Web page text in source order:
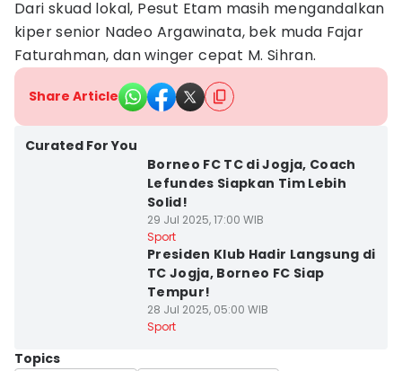
Dari skuad lokal, Pesut Etam masih mengandalkan
kiper senior Nadeo Argawinata, bek muda Fajar
Faturahman, dan winger cepat M. Sihran.
Share Article
Curated For You
Borneo FC TC di Jogja, Coach
Lefundes Siapkan Tim Lebih
Solid!
29 Jul 2025, 17:00 WIB
Sport
Presiden Klub Hadir Langsung di
TC Jogja, Borneo FC Siap
Tempur!
28 Jul 2025, 05:00 WIB
Sport
Topics